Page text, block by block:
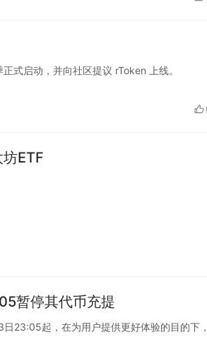
式启动，并向社区提议 rToken 上线。
ETF
暂停其代币充提
23:05起，在为用户提供更好体验的目的下